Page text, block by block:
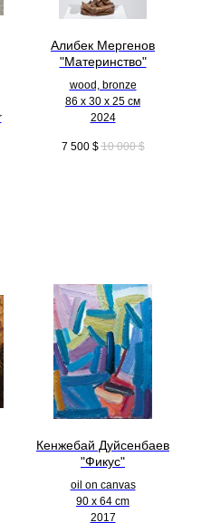
Алибек Мергенов
"Материнство"
wood, bronze
86 х 30 х 25 см
2024
7 500 $ 10 000 $
Кенжебай Дуйсенбаев
"Фикус"
oil on canvas
90 x 64 cm
2017